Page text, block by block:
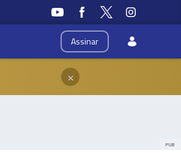
Assinar
×
PUB